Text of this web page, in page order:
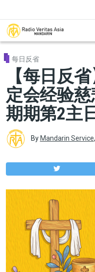
每日反省
【每日反
定会经验
期期第2主
By Mandarin Service,